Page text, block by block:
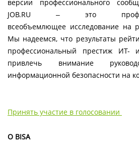
версии профессионального
JOB.RU ‒ это
всеобъемлющее исследование на
Мы надеемся, что результаты
профессиональный престиж ИТ-
привлечь внимание
информационной безопасности на
Принять участие в голосовании
О BISA